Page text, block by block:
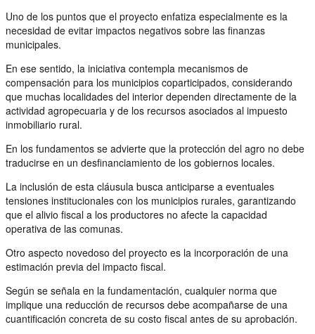
Uno de los puntos que el proyecto enfatiza especialmente es la
necesidad de evitar impactos negativos sobre las finanzas
municipales.
En ese sentido, la iniciativa contempla mecanismos de
compensación para los municipios coparticipados, considerando
que muchas localidades del interior dependen directamente de la
actividad agropecuaria y de los recursos asociados al impuesto
inmobiliario rural.
En los fundamentos se advierte que la protección del agro no debe
traducirse en un desfinanciamiento de los gobiernos locales.
La inclusión de esta cláusula busca anticiparse a eventuales
tensiones institucionales con los municipios rurales, garantizando
que el alivio fiscal a los productores no afecte la capacidad
operativa de las comunas.
Otro aspecto novedoso del proyecto es la incorporación de una
estimación previa del impacto fiscal.
Según se señala en la fundamentación, cualquier norma que
implique una reducción de recursos debe acompañarse de una
cuantificación concreta de su costo fiscal antes de su aprobación.